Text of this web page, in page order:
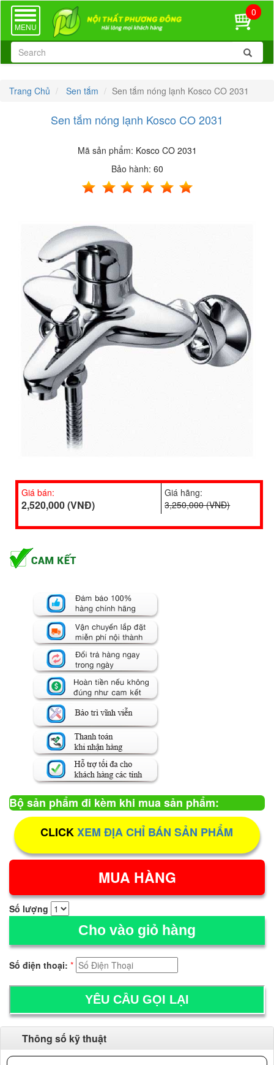
TOGGLE
NAVIGATION
MENU
0
Trang Chủ Sen tắm Sen tắm nóng lạnh Kosco CO 2031
Sen tắm nóng lạnh Kosco CO 2031
Mã sản phẩm: Kosco CO 2031
Bảo hành: 60
Giá bán:
2,520,000 (VNĐ)
Giá hãng:
3,250,000 (VNĐ)
Bộ sản phẩm đi kèm khi mua sản phẩm:
CLICKXEM ĐỊA CHỈ BÁN SẢN PHẨM
Số lượng
Cho vào giỏ hàng
Số điện thoại: *
Thông số kỹ thuật